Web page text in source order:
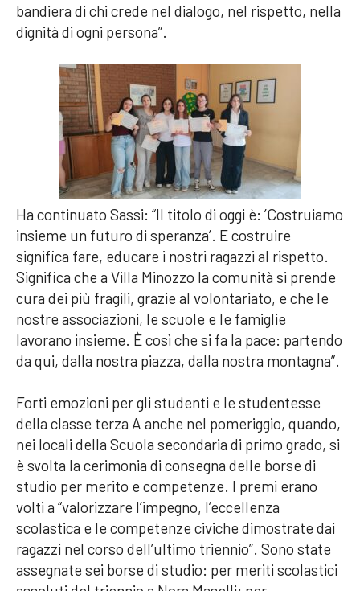
bandiera di chi crede nel dialogo, nel rispetto, nella
dignità di ogni persona”.
Ha continuato Sassi: “Il titolo di oggi è: ’Costruiamo
insieme un futuro di speranza’. E costruire
significa fare, educare i nostri ragazzi al rispetto.
Significa che a Villa Minozzo la comunità si prende
cura dei più fragili, grazie al volontariato, e che le
nostre associazioni, le scuole e le famiglie
lavorano insieme. È così che si fa la pace: partendo
da qui, dalla nostra piazza, dalla nostra montagna”.
Forti emozioni per gli studenti e le studentesse
della classe terza A anche nel pomeriggio, quando,
nei locali della Scuola secondaria di primo grado, si
è svolta la cerimonia di consegna delle borse di
studio per merito e competenze. I premi erano
volti a “valorizzare l’impegno, l’eccellenza
scolastica e le competenze civiche dimostrate dai
ragazzi nel corso dell’ultimo triennio”. Sono state
assegnate sei borse di studio: per meriti scolastici